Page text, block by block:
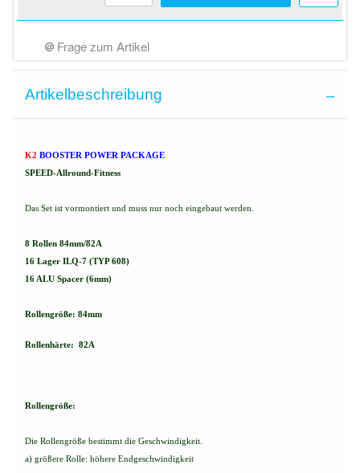
Frage zum Artikel
Artikelbeschreibung
K2 BOOSTER POWER PACKAGE
SPEED-Allround-Fitness
Das Set ist vormontiert und muss nur noch eingebaut werden.
8 Rollen 84mm/82A
16 Lager ILQ-7 (TYP 608)
16 ALU Spacer (6mm)
Rollengröße: 84mm
Rollenhärte: 82A
Rollengröße:
Die Rollengröße bestimmt die Geschwindigkeit.
a) größere Rolle: höhere Endgeschwindigkeit